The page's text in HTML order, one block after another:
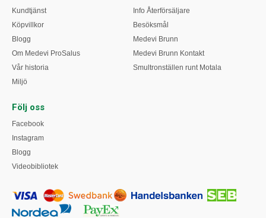
Kundtjänst
Köpvillkor
Blogg
Om Medevi ProSalus
Vår historia
Miljö
Info Återförsäljare
Besöksmål
Medevi Brunn
Medevi Brunn Kontakt
Smultronställen runt Motala
Följ oss
Facebook
Instagram
Blogg
Videobibliotek